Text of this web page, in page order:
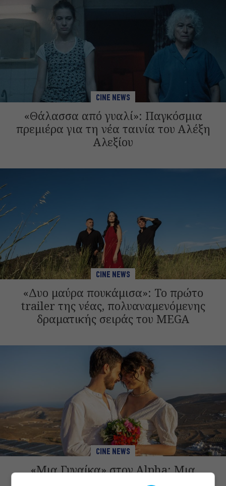
CINE NEWS
«Θάλασσα από γυαλί»: Παγκόσμια
πρεμιέρα για τη νέα ταινία του Αλέξη
Αλεξίου
CINE NEWS
«Δυο μαύρα πουκάμισα»: Το πρώτο
trailer της νέας, πολυαναμενόμενης
δραματικής σειράς του MEGA
CINE NEWS
«Μια Γυναίκα» στον Alpha: Μια
μοναδική ιστορία αγάπης γράφεται με